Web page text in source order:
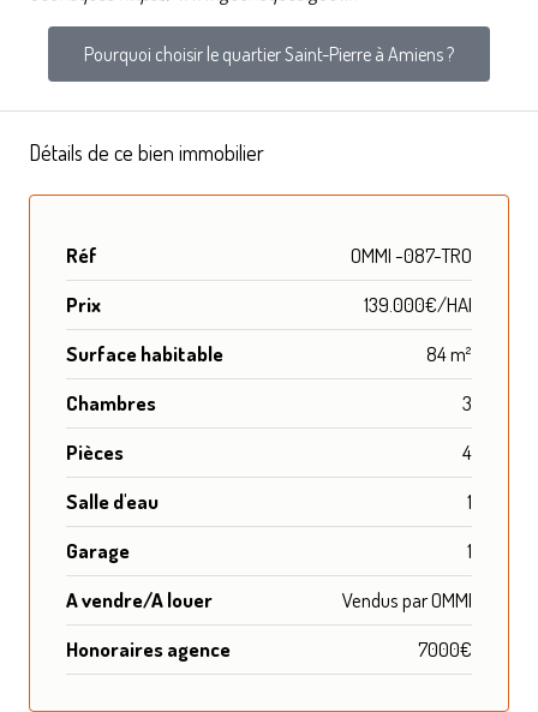
Pourquoi choisir le quartier Saint-Pierre à Amiens ?
Détails de ce bien immobilier
Réf
OMMI -087-TRO
Prix
139.000€/HAI
Surface habitable
84 m²
Chambres
3
Pièces
4
Salle d'eau
1
Garage
1
A vendre/A louer
Vendus par OMMI
Honoraires agence
7000€